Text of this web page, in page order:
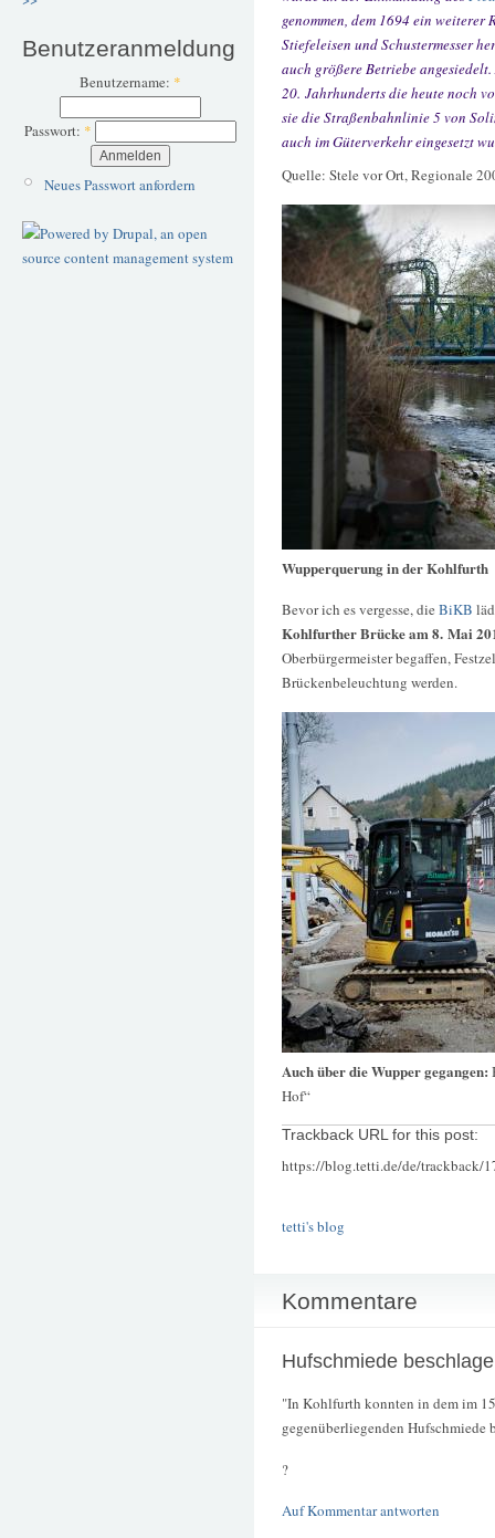
Benutzeranmeldung
Benutzername: *
Passwort: *
Neues Passwort anfordern
genommen, dem 1694 ein
Stiefeleisen und Schustermesser
auch größere Betriebe
20. Jahrhunderts die heute noch
sie die Straßenbahnlinie 5 von
auch im Güterverkehr eingesetzt
Quelle: Stele vor Ort, Regionale
Wupperquerung in der Kohlfurth
Bevor ich es vergesse, die BiKB
Kohlfurther Brücke am 8. Mai
Oberbürgermeister begaffen,
Brückenbeleuchtung werden.
Auch über die Wupper gegangen:
Hof“
Trackback URL for this post:
https://blog.tetti.de/de/trackback/
tetti's blog
Kommentare
Hufschmiede
"In Kohlfurth konnten in dem im
gegenüberliegenden Hufschmiede
?
Auf Kommentar antworten